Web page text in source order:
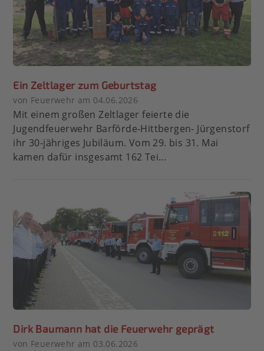
Ein Zeltlager zum Geburtstag
von Feuerwehr am 04.06.2026
Mit einem großen Zeltlager feierte die
Jugendfeuerwehr Barförde-Hittbergen- Jürgenstorf
ihr 30-jähriges Jubiläum. Vom 29. bis 31. Mai
kamen dafür insgesamt 162 Tei...
Dirk Baumann hat die Feuerwehr geprägt
von Feuerwehr am 03.06.2026